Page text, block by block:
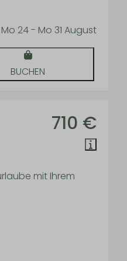
Mo 24 - Mo 31 August
BUCHEN
710 €
mit Ihrem